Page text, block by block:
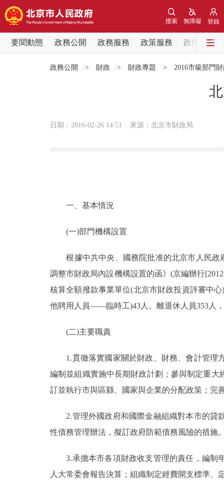
登錄
無障礙
搜索
要聞動態 政務公開 政務服務 政策服務
政民互動
政務服務
個人服務
便民服務
仲介服務
政民互動
12345網上接訴即辦
政務公開 > 財政 > 財政專題 > 2016市級部門
日期：2016-02-26 14:51 來源：北京市財政局
一、基本情況
(一)部門機構設置
根據中共中央、國務院批准的北京市人民政
調整市財政局內設機構設置的函》(京編辦行
核算全額撥款事業單位(北京市財政投資評審中
他聘用人員——臨時工)43人。離退休人員353人
(二)主要職責
1.貫徹落實國家關於財政、財務、會計管理方
編制並組織實施中長期財政計劃；參與制定重
訂並執行市與區縣、國家與企業的分配政策；完
2.管理外國政府和國際金融組織對本市的貸款
性債務管理辦法，擬訂政府防範債務風險的措施
3.承擔本市各項財政收支管理的責任，編制年
人大常委會報告決算；組織制定經費開支標準